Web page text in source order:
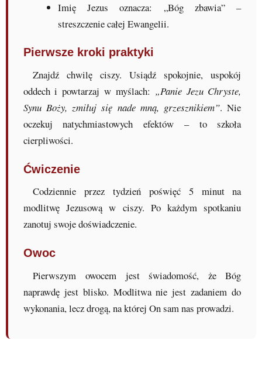
Imię Jezus oznacza: „Bóg zbawia” –
streszczenie całej Ewangelii.
Pierwsze kroki praktyki
Znajdź chwilę ciszy. Usiądź spokojnie, uspokój
oddech i powtarzaj w myślach: „Panie Jezu Chryste,
Synu Boży, zmiłuj się nade mną, grzesznikiem”. Nie
oczekuj natychmiastowych efektów – to szkoła
cierpliwości.
Ćwiczenie
Codziennie przez tydzień poświęć 5 minut na
modlitwę Jezusową w ciszy. Po każdym spotkaniu
zanotuj swoje doświadczenie.
Owoc
Pierwszym owocem jest świadomość, że Bóg
naprawdę jest blisko. Modlitwa nie jest zadaniem do
wykonania, lecz drogą, na której On sam nas prowadzi.